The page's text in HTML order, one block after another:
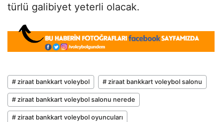
türlü galibiyet yeterli olacak.
# ziraat bankkart voleybol # ziraat bankkart voleybol salonu
# ziraat bankkart voleybol salonu nerede
# ziraat bankkart voleybol oyuncuları